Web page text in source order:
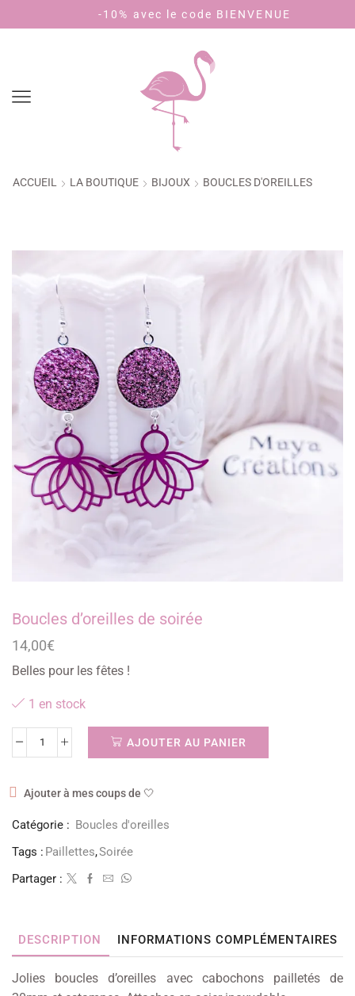
-10% avec le code BIENVENUE
ACCUEIL LA BOUTIQUE BIJOUX BOUCLES D'OREILLES
Boucles d’oreilles de soirée
14,00€
Belles pour les fêtes !
1 en stock
AJOUTER AU PANIER
Ajouter à mes coups de 🤍
Catégorie : Boucles d'oreilles
Tags : Paillettes,Soirée
Partager :
DESCRIPTION INFORMATIONS COMPLÉMENTAIRES
Jolies boucles d’oreilles avec cabochons pailletés de